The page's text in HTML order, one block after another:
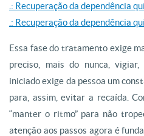
.: Recuperação da dependência
.: Recuperação da dependência
Essa fase do tratamento exige
preciso, mais do nunca,
iniciado exige da pessoa um
para, assim, evitar a recaída.
“manter o ritmo” para não
atenção aos passos agora é